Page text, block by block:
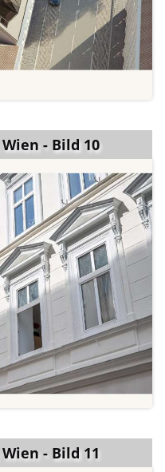
- Bild 10
- Bild 11